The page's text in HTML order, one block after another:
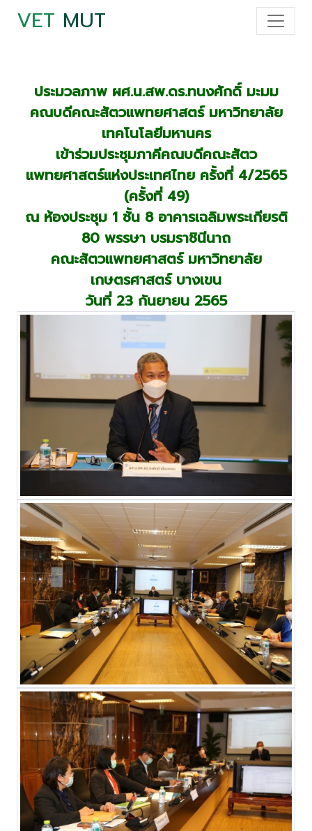
VET MUT
ประมวลภาพ ผศ.น.สพ.ดร.ทนงศักดิ์ มะมม
คณบดีคณะสัตวแพทยศาสตร์ มหาวิทยาลัย
เทคโนโลยีมหานคร
เข้าร่วมประชุมภาคีคณบดีคณะสัตว
แพทยศาสตร์แห่งประเทศไทย ครั้งที่ 4/2565
(ครั้งที่ 49)
ณ ห้องประชุม 1 ชั้น 8 อาคารเฉลิมพระเกียรติ
80 พรรษา บรมราชินีนาถ
คณะสัตวแพทยศาสตร์ มหาวิทยาลัย
เกษตรศาสตร์ บางเขน
วันที่ 23 กันยายน 2565